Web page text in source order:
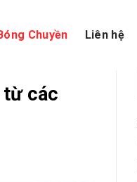
Chuyền Liên hệ
từ các